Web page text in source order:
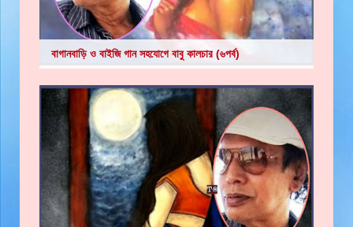
বাগানবাড়ি ও বাইজি গান সহযোগে বাবু কালচার (৬পর্ব)